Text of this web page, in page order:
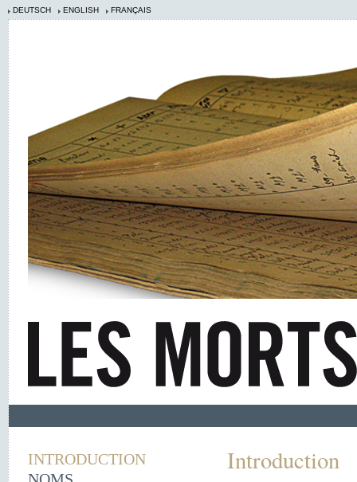
DEUTSCH ENGLISH FRANÇAIS
INTRODUCTION
Introduction